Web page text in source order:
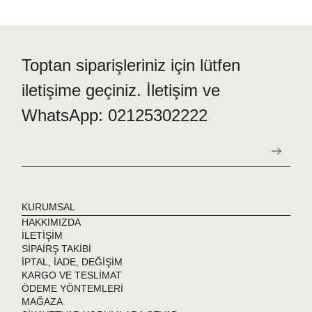
Toptan siparişleriniz için lütfen
iletişime geçiniz. İletişim ve
WhatsApp: 02125302222
KURUMSAL
HAKKIMIZDA
İLETİŞİM
SİPAİRŞ TAKİBİ
İPTAL, İADE, DEĞİŞİM
KARGO VE TESLİMAT
ÖDEME YÖNTEMLERİ
MAĞAZA